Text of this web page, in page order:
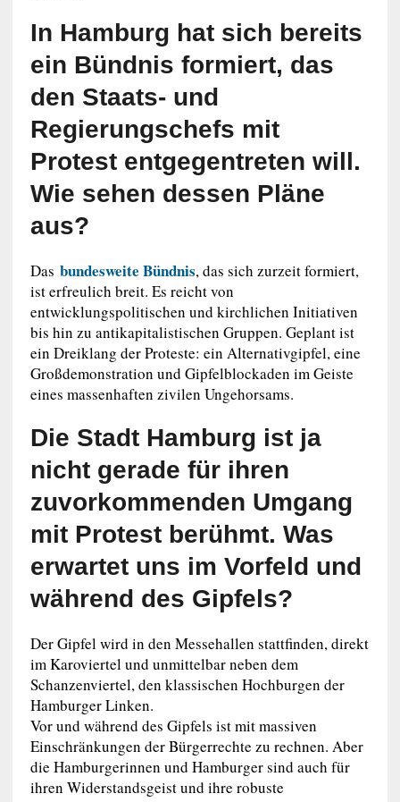
In Hamburg hat sich bereits
ein Bündnis formiert, das
den Staats- und
Regierungschefs mit
Protest entgegentreten will.
Wie sehen dessen Pläne
aus?
Das bundesweite Bündnis, das sich zurzeit formiert,
ist erfreulich breit. Es reicht von
entwicklungspolitischen und kirchlichen Initiativen
bis hin zu antikapitalistischen Gruppen. Geplant ist
ein Dreiklang der Proteste: ein Alternativgipfel, eine
Großdemonstration und Gipfelblockaden im Geiste
eines massenhaften zivilen Ungehorsams.
Die Stadt Hamburg ist ja
nicht gerade für ihren
zuvorkommenden Umgang
mit Protest berühmt. Was
erwartet uns im Vorfeld und
während des Gipfels?
Der Gipfel wird in den Messehallen stattfinden, direkt
im Karoviertel und unmittelbar neben dem
Schanzenviertel, den klassischen Hochburgen der
Hamburger Linken.
Vor und während des Gipfels ist mit massiven
Einschränkungen der Bürgerrechte zu rechnen. Aber
die Hamburgerinnen und Hamburger sind auch für
ihren Widerstandsgeist und ihre robuste